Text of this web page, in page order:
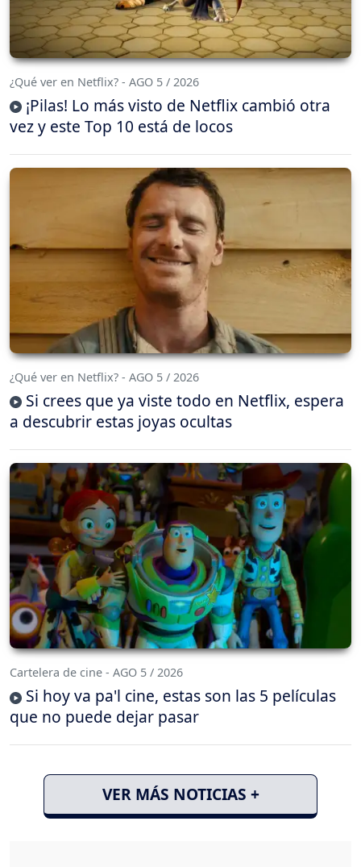
¿Qué ver en Netflix? - AGO 5 / 2026
¡Pilas! Lo más visto de Netflix cambió otra
vez y este Top 10 está de locos
¿Qué ver en Netflix? - AGO 5 / 2026
Si crees que ya viste todo en Netflix, espera
a descubrir estas joyas ocultas
Cartelera de cine - AGO 5 / 2026
Si hoy va pa'l cine, estas son las 5 películas
que no puede dejar pasar
VER MÁS NOTICIAS +